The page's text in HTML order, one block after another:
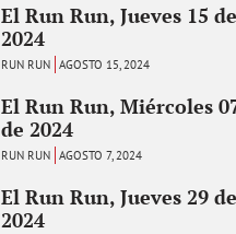
El Run Run, Jueves 15
2024
RUN RUN AGOSTO 15, 2024
El Run Run, Miércoles
de 2024
RUN RUN AGOSTO 7, 2024
El Run Run, Jueves 29
2024